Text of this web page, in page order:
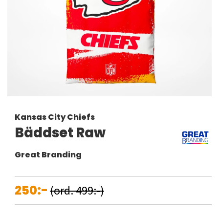
Kansas City Chiefs
Bäddset Raw
Great Branding
250:-(ord. 499:-)